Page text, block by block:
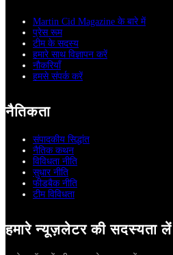
Martin Cid Magazine के बारे में
प्रेस रूम
टीम के सदस्य
हमारे साथ विज्ञापन करें
नौकरियाँ
हमसे संपर्क करें
नैतिकता
संपादकीय सिद्धांत
नैतिक कथन
विविधता नीति
सुधार नीति
फीडबैक नीति
टीम विविधता
हमारे न्यूज़लेटर की सदस्यता लें